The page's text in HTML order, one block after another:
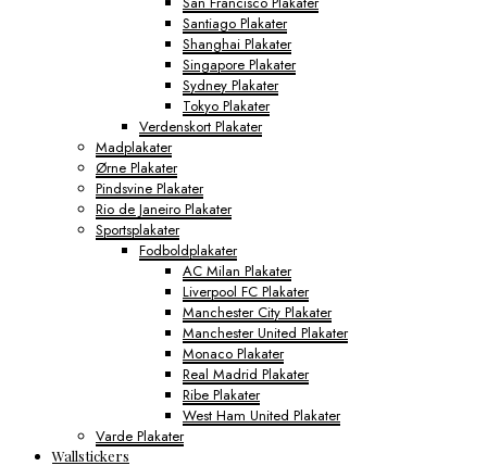
Santiago Plakater
Shanghai Plakater
Singapore Plakater
Sydney Plakater
Tokyo Plakater
Verdenskort Plakater
Madplakater
Ørne Plakater
Pindsvine Plakater
Rio de Janeiro Plakater
Sportsplakater
Fodboldplakater
AC Milan Plakater
Liverpool FC Plakater
Manchester City Plakater
Manchester United Plakater
Monaco Plakater
Real Madrid Plakater
Ribe Plakater
West Ham United Plakater
Varde Plakater
Wallstickers